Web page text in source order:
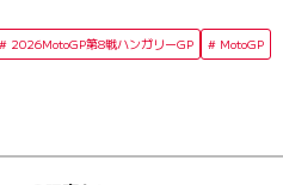
2026MotoGP第8戦ハンガリーGP MotoGP